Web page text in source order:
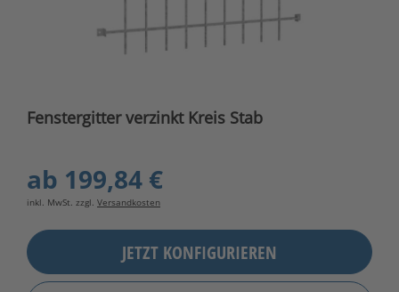
Fenstergitter verzinkt Kreis Stab
ab 199,84 €
inkl. MwSt. zzgl. Versandkosten
JETZT KONFIGURIEREN